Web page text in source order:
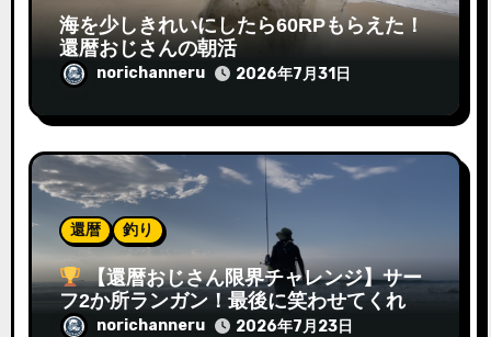
海を少しきれいにしたら60RPもらえた！
還暦おじさんの朝活
norichanneru 2026年7月31日
還暦 釣り
【還暦おじさん限界チャレンジ】サー
フ2か所ランガン！最後に笑わせてくれた
のはやっぱりあいつ
norichanneru 2026年7月23日